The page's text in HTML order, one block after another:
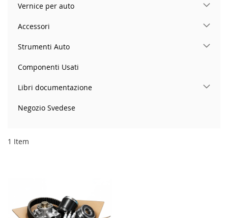
1 Item
Vernice per auto
Accessori
Strumenti Auto
Componenti Usati
Libri documentazione
Negozio Svedese